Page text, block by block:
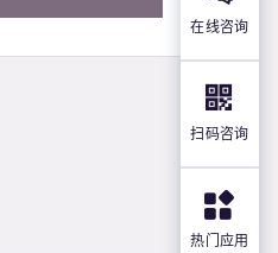
在线咨询
扫码咨询
热门应用